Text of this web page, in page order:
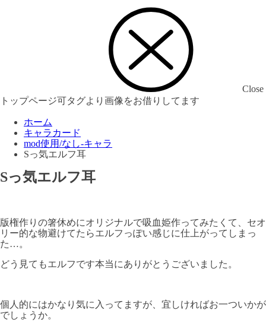
Close
トップページ可タグより画像をお借りしてます
ホーム
キャラカード
mod使用/なし-キャラ
Sっ気エルフ耳
Sっ気エルフ耳
版権作りの箸休めにオリジナルで吸血姫作ってみたくて、セオ
リー的な物避けてたらエルフっぽい感じに仕上がってしまっ
た…。
どう見てもエルフです本当にありがとうございました。
個人的にはかなり気に入ってますが、宜しければお一ついかが
でしょうか。